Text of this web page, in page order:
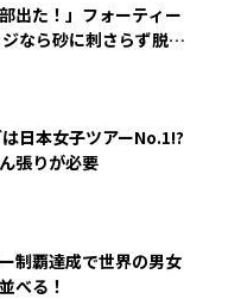
出た！」フォーティー
なら砂に刺さらず脱出
日本女子ツアーNo.1!?
張りが必要
制覇達成で世界の男女
べる！